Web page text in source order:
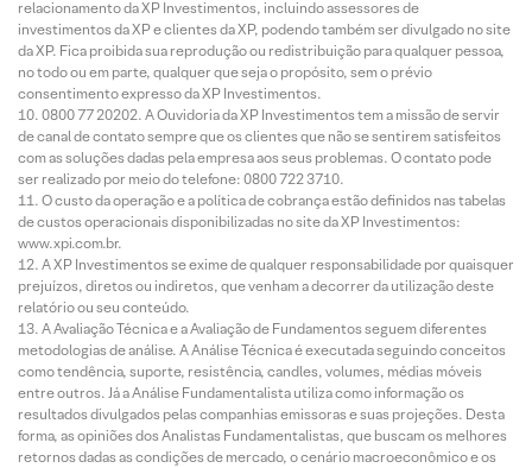
relacionamento da XP Investimentos, incluindo assessores de
investimentos da XP e clientes da XP, podendo também ser divulgado no site
da XP. Fica proibida sua reprodução ou redistribuição para qualquer pessoa,
no todo ou em parte, qualquer que seja o propósito, sem o prévio
consentimento expresso da XP Investimentos.
0800 77 20202. A Ouvidoria da XP Investimentos tem a missão de servir
de canal de contato sempre que os clientes que não se sentirem satisfeitos
com as soluções dadas pela empresa aos seus problemas. O contato pode
ser realizado por meio do telefone: 0800 722 3710.
O custo da operação e a política de cobrança estão definidos nas tabelas
de custos operacionais disponibilizadas no site da XP Investimentos:
www.xpi.com.br.
A XP Investimentos se exime de qualquer responsabilidade por quaisquer
prejuízos, diretos ou indiretos, que venham a decorrer da utilização deste
relatório ou seu conteúdo.
A Avaliação Técnica e a Avaliação de Fundamentos seguem diferentes
metodologias de análise. A Análise Técnica é executada seguindo conceitos
como tendência, suporte, resistência, candles, volumes, médias móveis
entre outros. Já a Análise Fundamentalista utiliza como informação os
resultados divulgados pelas companhias emissoras e suas projeções. Desta
forma, as opiniões dos Analistas Fundamentalistas, que buscam os melhores
retornos dadas as condições de mercado, o cenário macroeconômico e os